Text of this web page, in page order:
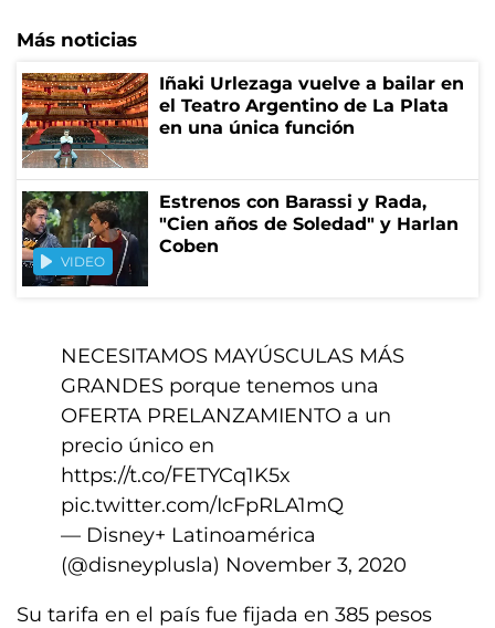
Más noticias
Iñaki Urlezaga vuelve a bailar en
el Teatro Argentino de La Plata
en una única función
VIDEO
Estrenos con Barassi y Rada,
"Cien años de Soledad" y Harlan
Coben
NECESITAMOS MAYÚSCULAS MÁS
GRANDES porque tenemos una
OFERTA PRELANZAMIENTO a un
precio único en
https://t.co/FETYCq1K5x
pic.twitter.com/IcFpRLA1mQ
— Disney+ Latinoamérica
(@disneyplusla) November 3, 2020
Su tarifa en el país fue fijada en 385 pesos